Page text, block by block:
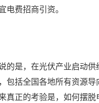
电费招商引资。
的是，在光伏产业启动
包括全国各地所有资源
真正的考验是，如何摆